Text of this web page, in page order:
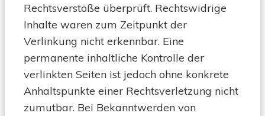
Rechtsverstöße überprüft. Rechtswidrige
Inhalte waren zum Zeitpunkt der
Verlinkung nicht erkennbar. Eine
permanente inhaltliche Kontrolle der
verlinkten Seiten ist jedoch ohne konkrete
Anhaltspunkte einer Rechtsverletzung nicht
zumutbar. Bei Bekanntwerden von